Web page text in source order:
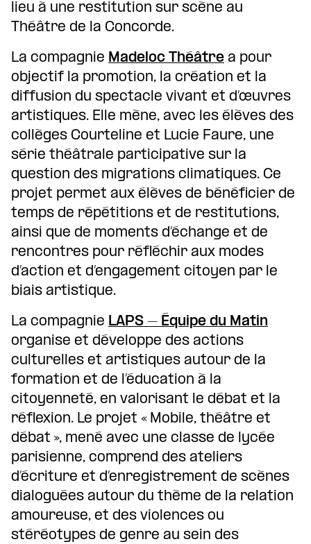
lieu à une restitution sur scène au
Théâtre de la Concorde.
La compagnie Madeloc Théâtre a pour
objectif la promotion, la création et la
diffusion du spectacle vivant et d’œuvres
artistiques. Elle mène, avec les élèves des
collèges Courteline et Lucie Faure, une
série théâtrale participative sur la
question des migrations climatiques. Ce
projet permet aux élèves de bénéficier de
temps de répétitions et de restitutions,
ainsi que de moments d’échange et de
rencontres pour réfléchir aux modes
d’action et d’engagement citoyen par le
biais artistique.
La compagnie LAPS – Équipe du Matin
organise et développe des actions
culturelles et artistiques autour de la
formation et de l’éducation à la
citoyenneté, en valorisant le débat et la
réflexion. Le projet « Mobile, théâtre et
débat », mené avec une classe de lycée
parisienne, comprend des ateliers
d’écriture et d’enregistrement de scènes
dialoguées autour du thème de la relation
amoureuse, et des violences ou
stéréotypes de genre au sein des